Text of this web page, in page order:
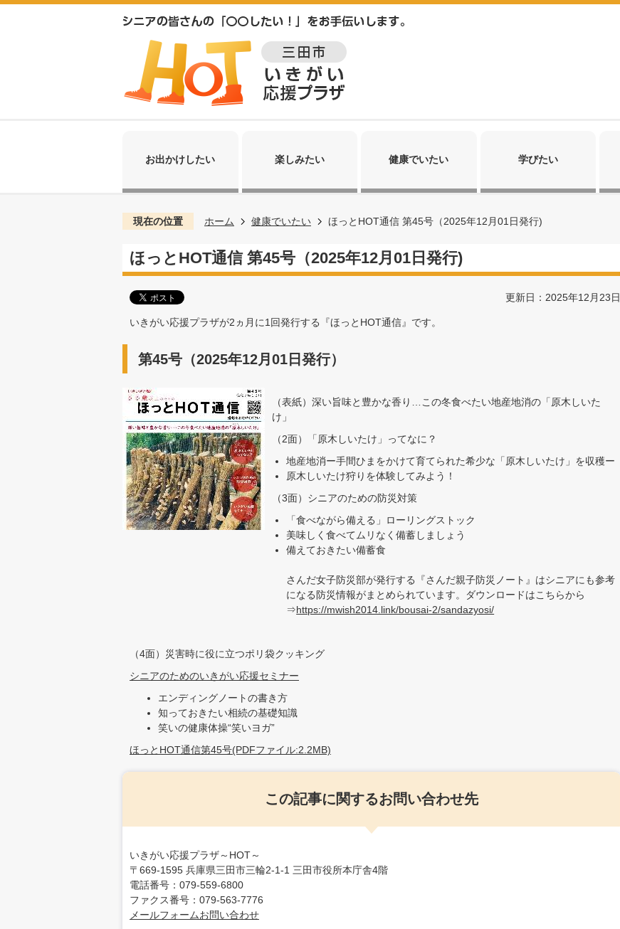
お出かけしたい 楽しみたい 健康でいたい 学びたい
現在の位置 ホーム 健康でいたい ほっとHOT通信 第45号（2025年12月01日発行)
ほっとHOT通信 第45号（2025年12月01日発行)
更新日：2025年12月23日
いきがい応援プラザが2ヵ月に1回発行する『ほっとHOT通信』です。
第45号（2025年12月01日発行）
（表紙）深い旨味と豊かな香り…この冬食べたい地産地消の「原木しいた
け」
（2面）「原木しいたけ」ってなに？
地産地消ー手間ひまをかけて育てられた希少な「原木しいたけ」を収穫ー
原木しいたけ狩りを体験してみよう！
（3面）シニアのための防災対策
「食べながら備える」ローリングストック
美味しく食べてムリなく備蓄しましょう
備えておきたい備蓄食
さんだ女子防災部が発行する『さんだ親子防災ノート』はシニアにも参考
になる防災情報がまとめられています。ダウンロードはこちらから
⇒https://mwish2014.link/bousai-2/sandazyosi/
（4面）災害時に役に立つポリ袋クッキング
シニアのためのいきがい応援セミナー
エンディングノートの書き方
知っておきたい相続の基礎知識
笑いの健康体操“笑いヨガ”
ほっとHOT通信第45号(PDFファイル:2.2MB)
この記事に関するお問い合わせ先
いきがい応援プラザ～HOT～
〒669-1595 兵庫県三田市三輪2-1-1 三田市役所本庁舎4階
電話番号：079-559-6800
ファクス番号：079-563-7776
メールフォームお問い合わせ